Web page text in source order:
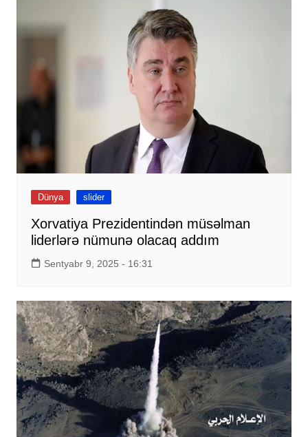
Dünya slider
Xorvatiya Prezidentindən müsəlman
liderlərə nümunə olacaq addım
Sentyabr 9, 2025 - 16:31